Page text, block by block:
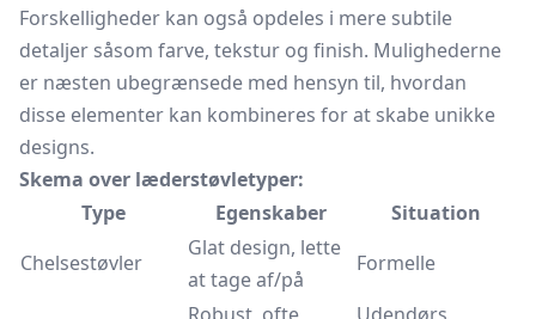
Forskelligheder kan også opdeles i mere subtile
detaljer såsom farve, tekstur og finish. Mulighederne
er næsten ubegrænsede med hensyn til, hvordan
disse elementer kan kombineres for at skabe unikke
designs.
Skema over læderstøvletyper:
Type
Egenskaber
Situation
Chelsestøvler
Glat design, lette
at tage af/på
Formelle